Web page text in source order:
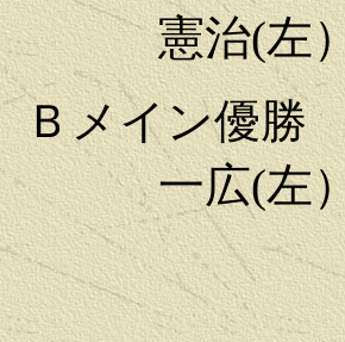
憲治(
Ｂメイン優
一広(